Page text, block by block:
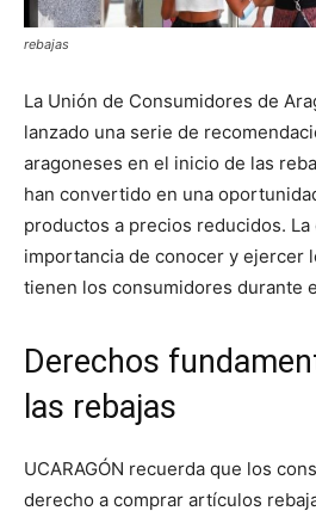
rebajas
La Unión de Consumidores de
lanzado una serie de
aragoneses en el inicio de las
han convertido en una
productos a precios reducidos.
importancia de conocer y ejercer
tienen los consumidores durante
Derechos
las rebajas
UCARAGÓN recuerda que los
derecho a comprar artículos